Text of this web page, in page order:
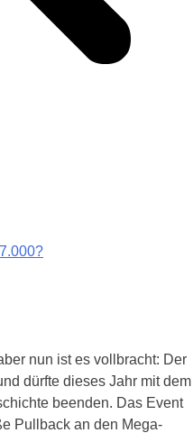
nun ist es vollbracht: Der
dürfte dieses Jahr mit dem
beenden. Das Event
Pullback an den Mega-